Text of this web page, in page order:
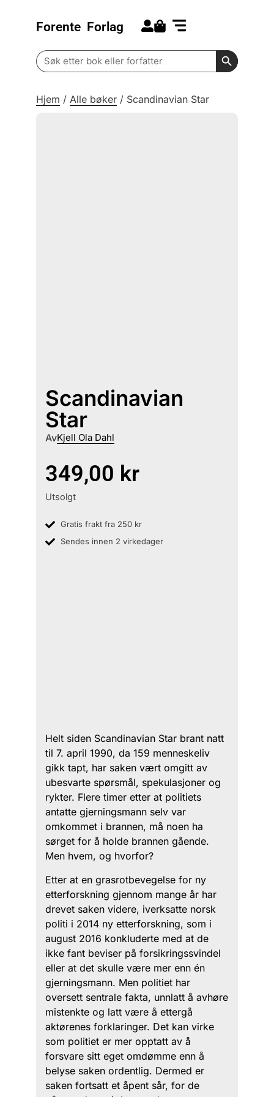
Forente Forlag
Search
for:
Search
Hjem / Alle bøker / Scandinavian Star
Scandinavian
Star
AvKjell Ola Dahl
349,00 kr
Utsolgt
Gratis frakt fra 250 kr
Sendes innen 2 virkedager
Helt siden Scandinavian Star brant natt
til 7. april 1990, da 159 menneskeliv
gikk tapt, har saken vært omgitt av
ubesvarte spørsmål, spekulasjoner og
rykter. Flere timer etter at politiets
antatte gjerningsmann selv var
omkommet i brannen, må noen ha
sørget for å holde brannen gående.
Men hvem, og hvorfor?
Etter at en grasrotbevegelse for ny
etterforskning gjennom mange år har
drevet saken videre, iverksatte norsk
politi i 2014 ny etterforskning, som i
august 2016 konkluderte med at de
ikke fant beviser på forsikringssvindel
eller at det skulle være mer enn én
gjerningsmann. Men politiet har
oversett sentrale fakta, unnlatt å avhøre
mistenkte og latt være å ettergå
aktørenes forklaringer. Det kan virke
som politiet er mer opptatt av å
forsvare sitt eget omdømme enn å
belyse saken ordentlig. Dermed er
saken fortsatt et åpent sår, for de